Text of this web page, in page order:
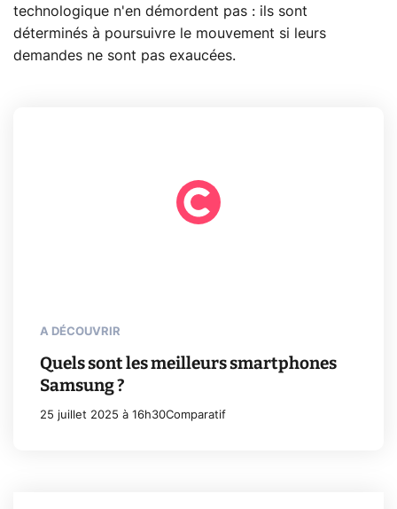
technologique n'en démordent pas : ils sont
déterminés à poursuivre le mouvement si leurs
demandes ne sont pas exaucées.
A DÉCOUVRIR
Quels sont les meilleurs smartphones
Samsung ?
25 juillet 2025 à 16h30Comparatif